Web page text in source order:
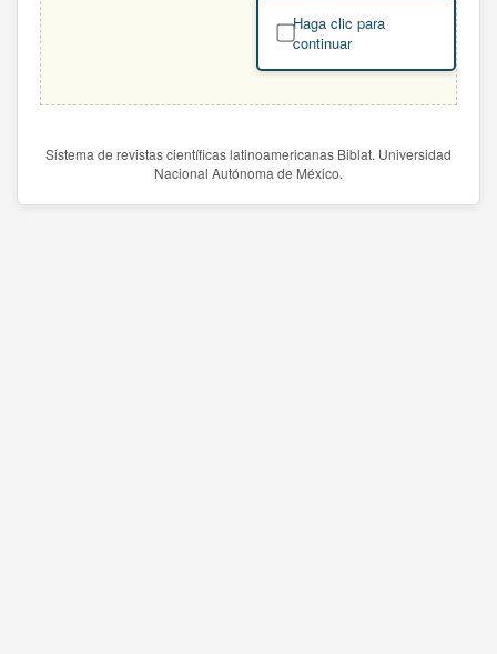
Haga clic para
continuar
Sistema de revistas científicas latinoamericanas Biblat. Universidad
Nacional Autónoma de México.